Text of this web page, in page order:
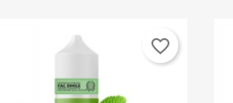
favorite_border